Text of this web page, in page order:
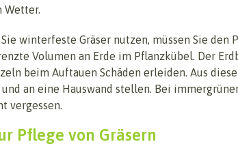
Wetter.
winterfeste Gräser nutzen, müssen Sie
Volumen an Erde im Pflanzkübel. Der
beim Auftauen Schäden erleiden. Aus
an eine Hauswand stellen. Bei
vergessen.
Pflege von Gräsern